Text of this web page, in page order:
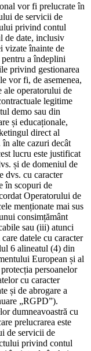
vor fi prelucrate în
de servicii de
privind contul
de date, inclusiv
vizate înainte de
pentru a îndeplini
privind gestionarea
vor fi, de asemenea,
ale operatorului de
legitime
demo sau din
și educaționale,
direct al
în alte cazuri decât
lucru este justificat
și de domeniul de
dvs. cu caracter
în scopuri de
Operatorului de
menționate mai sus
consimțământ
sau (iii) atunci
datele cu caracter
6 alineatul (4) din
European și al
persoanelor
cu caracter
și de abrogare a
„RGPD”).
dumneavoastră cu
prelucrarea este
de servicii de
privind contul